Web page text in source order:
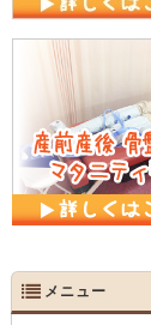
メニュー